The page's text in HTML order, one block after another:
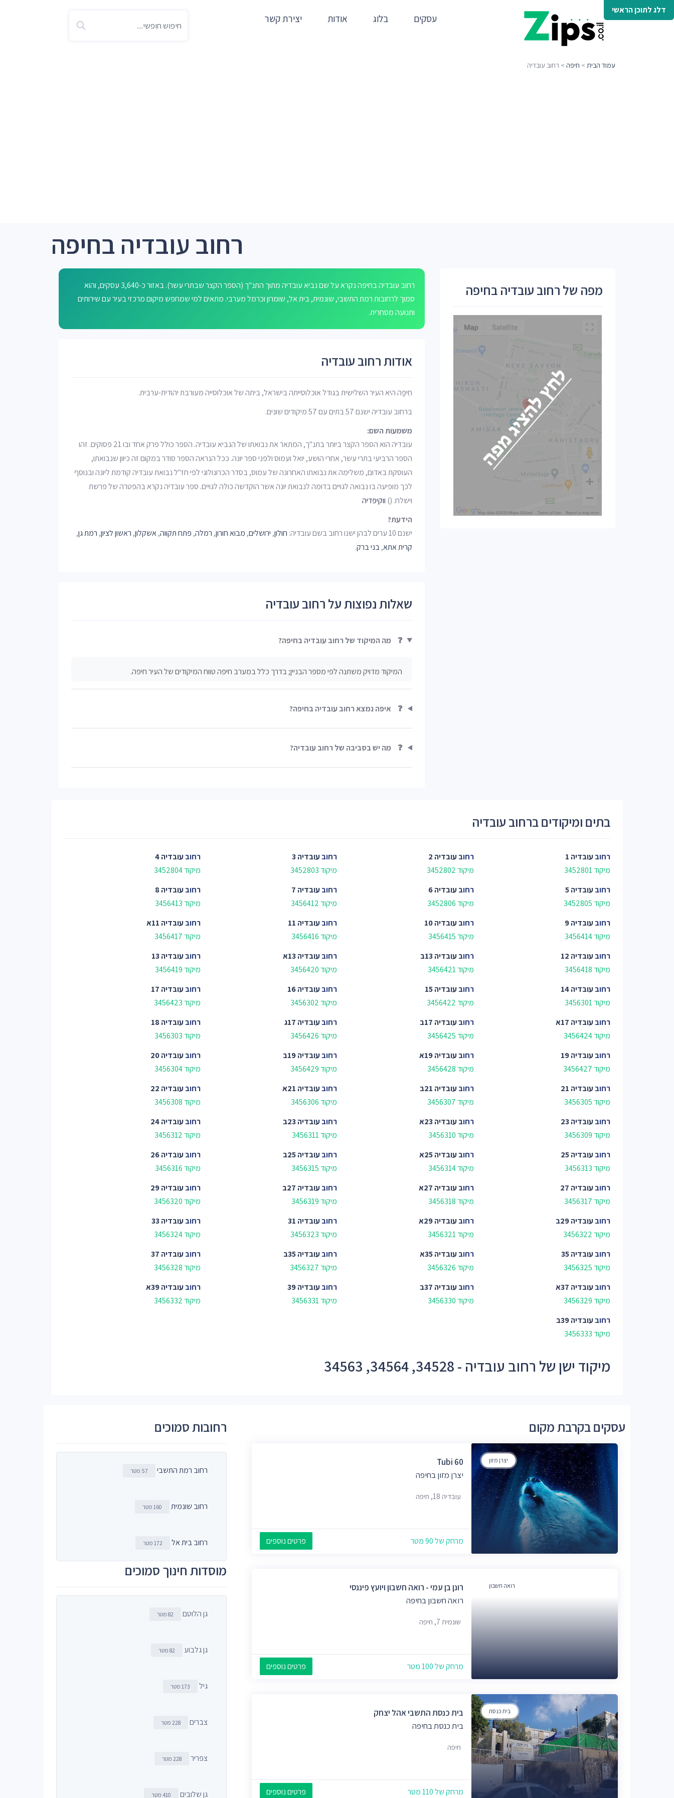
דלג לתוכן הראשי
עסקים בלוג אודות יצירת קשר
עמוד הבית > חיפה > רחוב עובדיה
רחוב עובדיה בחיפה
רחוב עובדיה בחיפה נקרא על שם נביא עובדיה מתוך התנ"ך (הספר הקצר שבתרי עשר). באזור כ-3,640 עסקים, והוא
סמוך לרחובות רמת התשבי, שונמית, בית אל, שומרון וכרמל מערבי. מתאים למי שמחפש מיקום מרכזי בעיר עם שירותים
ותנועה מסחרית.
אודות רחוב עובדיה
חֵיפָה היא העיר השלישית בגודל אוכלוסייתה בישראל, ביתה של אוכלוסייה מעורבת יהודית-ערבית.
ברחוב עובדיה ישנם 57 בתים עם 57 מיקודים שונים.
משמעות השם:
עובדיה הוא הספר הקצר ביותר בתנ"ך, המתאר את נבואתו של הנביא עובדיה. הספר כולל פרק אחד ובו 21 פסוקים. זהו
הספר הרביעי בתרי עשר, אחרי הושע, יואל ועמוס ולפני ספר יונה. ככל הנראה הספר סודר במקום זה כיוון שנבואתו,
העוסקת באדום, משלימה את נבואתו האחרונה של עמוס, בסדר הכרונולוגי לפי חז"ל נבואת עובדיה קודמת ליונה ובנוסף
לכך מופיעה בו נבואה לגויים בדומה לנבואת יונה אשר הוקדשה כולה לגויים. ספר עובדיה נקרא בהפטרה של פרשת
וישלח. () ווקיפדיה
הידעת?
ישנם 10 ערים לבהן ישנו רחוב בשם עובדיה:
חולון, ירושלים, מבוא חורון, רמלה, פתח תקווה,אשקלון, ראשון לציון, רמת גן,
קרית אתא,בני ברק.
שאלות נפוצות על רחוב עובדיה
❓ מה המיקוד של רחוב עובדיה בחיפה?
המיקוד מדויק משתנה לפי מספר הבניין; בדרך כלל במערב חיפה טווח המיקודים של העיר חיפה.
❓ איפה נמצא רחוב עובדיה בחיפה?
❓ מה יש בסביבה של רחוב עובדיה?
מפה של רחוב עובדיה בחיפה
בתים ומיקודים ברחוב עובדיה
רחובעובדיה 1
מיקוד 3452801
רחובעובדיה 2
מיקוד 3452802
רחובעובדיה 3
מיקוד 3452803
רחובעובדיה 4
מיקוד 3452804
רחובעובדיה 5
מיקוד 3452805
רחובעובדיה 6
מיקוד 3452806
רחובעובדיה 7
מיקוד 3456412
רחובעובדיה 8
מיקוד 3456413
רחובעובדיה 9
מיקוד 3456414
רחובעובדיה 10
מיקוד 3456415
רחובעובדיה 11
מיקוד 3456416
רחובעובדיה 11א
מיקוד 3456417
רחובעובדיה 12
מיקוד 3456418
רחובעובדיה 13ב
מיקוד 3456421
רחובעובדיה 13א
מיקוד 3456420
רחובעובדיה 13
מיקוד 3456419
רחובעובדיה 14
מיקוד 3456301
רחובעובדיה 15
מיקוד 3456422
רחובעובדיה 16
מיקוד 3456302
רחובעובדיה 17
מיקוד 3456423
רחובעובדיה 17א
מיקוד 3456424
רחובעובדיה 17ב
מיקוד 3456425
רחובעובדיה 17ג
מיקוד 3456426
רחובעובדיה 18
מיקוד 3456303
רחובעובדיה 19
מיקוד 3456427
רחובעובדיה 19א
מיקוד 3456428
רחובעובדיה 19ב
מיקוד 3456429
רחובעובדיה 20
מיקוד 3456304
רחובעובדיה 21
מיקוד 3456305
רחובעובדיה 21ב
מיקוד 3456307
רחובעובדיה 21א
מיקוד 3456306
רחובעובדיה 22
מיקוד 3456308
רחובעובדיה 23
מיקוד 3456309
רחובעובדיה 23א
מיקוד 3456310
רחובעובדיה 23ב
מיקוד 3456311
רחובעובדיה 24
מיקוד 3456312
רחובעובדיה 25
מיקוד 3456313
רחובעובדיה 25א
מיקוד 3456314
רחובעובדיה 25ב
מיקוד 3456315
רחובעובדיה 26
מיקוד 3456316
רחובעובדיה 27
מיקוד 3456317
רחובעובדיה 27א
מיקוד 3456318
רחובעובדיה 27ב
מיקוד 3456319
רחובעובדיה 29
מיקוד 3456320
רחובעובדיה 29ב
מיקוד 3456322
רחובעובדיה 29א
מיקוד 3456321
רחובעובדיה 31
מיקוד 3456323
רחובעובדיה 33
מיקוד 3456324
רחובעובדיה 35
מיקוד 3456325
רחובעובדיה 35א
מיקוד 3456326
רחובעובדיה 35ב
מיקוד 3456327
רחובעובדיה 37
מיקוד 3456328
רחובעובדיה 37א
מיקוד 3456329
רחובעובדיה 37ב
מיקוד 3456330
רחובעובדיה 39
מיקוד 3456331
רחובעובדיה 39א
מיקוד 3456332
רחובעובדיה 39ב
מיקוד 3456333
מיקוד ישן של רחוב עובדיה - 34528, 34564, 34563
עסקים בקרבת מקום
יצרן מזון
Tubi 60
יצרן מזון בחיפה
עובדיה 18, חיפה
מרחק של 90 מטר פרטים נוספים
רואה חשבון
רונן בן עמי - רואה חשבון ויועץ פיננסי
רואה חשבון בחיפה
שונמית 7, חיפה
מרחק של 100 מטר פרטים נוספים
בית כנסת
בית כנסת התשבי אהל יצחק
בית כנסת בחיפה
חיפה
מרחק של 110 מטר פרטים נוספים
רחובות סמוכים
רחוב רמת התשבי 57 מטר
רחוב שונמית 160 מטר
רחוב בית אל 172 מטר
מוסדות חינוך סמוכים
גן הלוטם 82 מטר
גן גלבוע 82 מטר
גיל 173 מטר
צברים 228 מטר
צפריר 228 מטר
גן שלובים 410 מטר